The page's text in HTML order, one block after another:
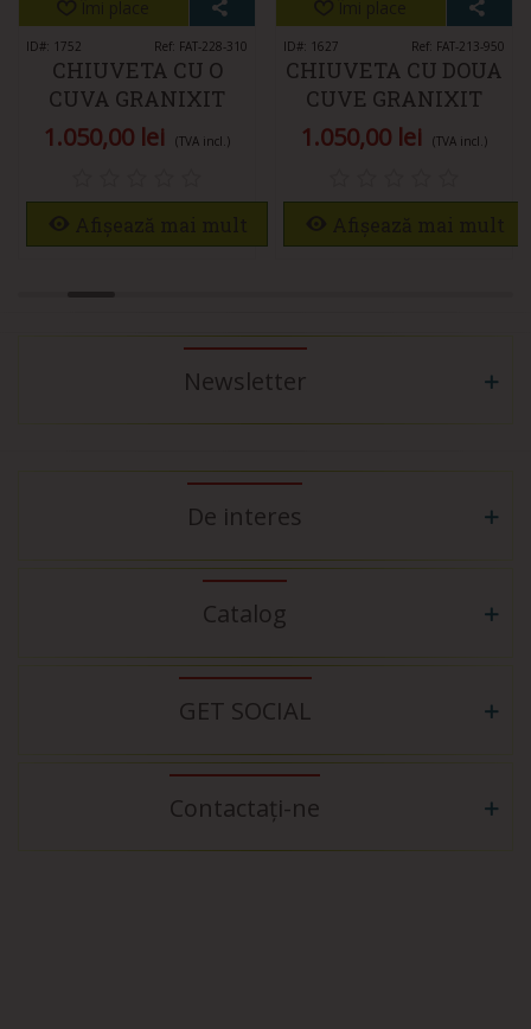
ID#: 1752 Ref: FAT-228-310
CHIUVETA CU O
CUVA GRANIXIT
COMPOZIT 228-310
MAGNIFICO
1.050,00 lei (TVA incl.)
ID#: 1627 Ref: FAT-213-950
CHIUVETA CU DOUA
CUVE GRANIXIT
COMPOZIT 213-950
PLOVDIV
1.050,00 lei (TVA incl.)
Newsletter
De interes
Catalog
GET SOCIAL
Contactați-ne